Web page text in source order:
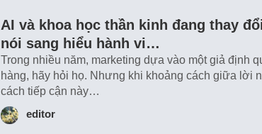
AI và khoa học thần kinh đang thay
nói sang hiểu hành vi…
Trong nhiều năm, marketing dựa vào một giả định
hàng, hãy hỏi họ. Nhưng khi khoảng cách giữa lời
cách tiếp cận này…
editor